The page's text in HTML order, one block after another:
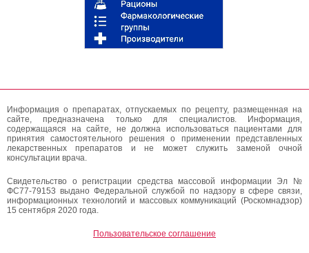
Информация о препаратах, отпускаемых по рецепту, размещенная на
сайте, предназначена только для специалистов. Информация,
содержащаяся на сайте, не должна использоваться пациентами для
принятия самостоятельного решения о применении представленных
лекарственных препаратов и не может служить заменой очной
консультации врача.
Свидетельство о регистрации средства массовой информации Эл №
ФС77-79153 выдано Федеральной службой по надзору в сфере связи,
информационных технологий и массовых коммуникаций (Роскомнадзор)
15 сентября 2020 года.
Пользовательское соглашение